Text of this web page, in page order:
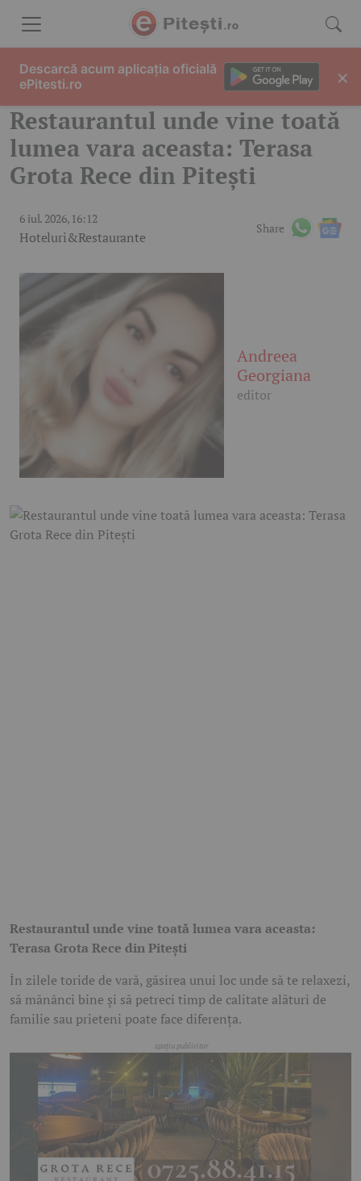
Restaurantul unde vine toată
lumea vara aceasta: Terasa
Grota Rece din Pitești
6 iul. 2026, 16:12
Hoteluri&Restaurante
Share
Andreea
Georgiana
editor
Restaurantul unde vine toată lumea vara aceasta:
Terasa Grota Rece din Pitești
În zilele toride de vară, găsirea unui loc unde să te relaxezi,
să mănânci bine și să petreci timp de calitate alături de
familie sau prieteni poate face diferența.
Descarcă acum aplicația oficială
ePitesti.ro
×